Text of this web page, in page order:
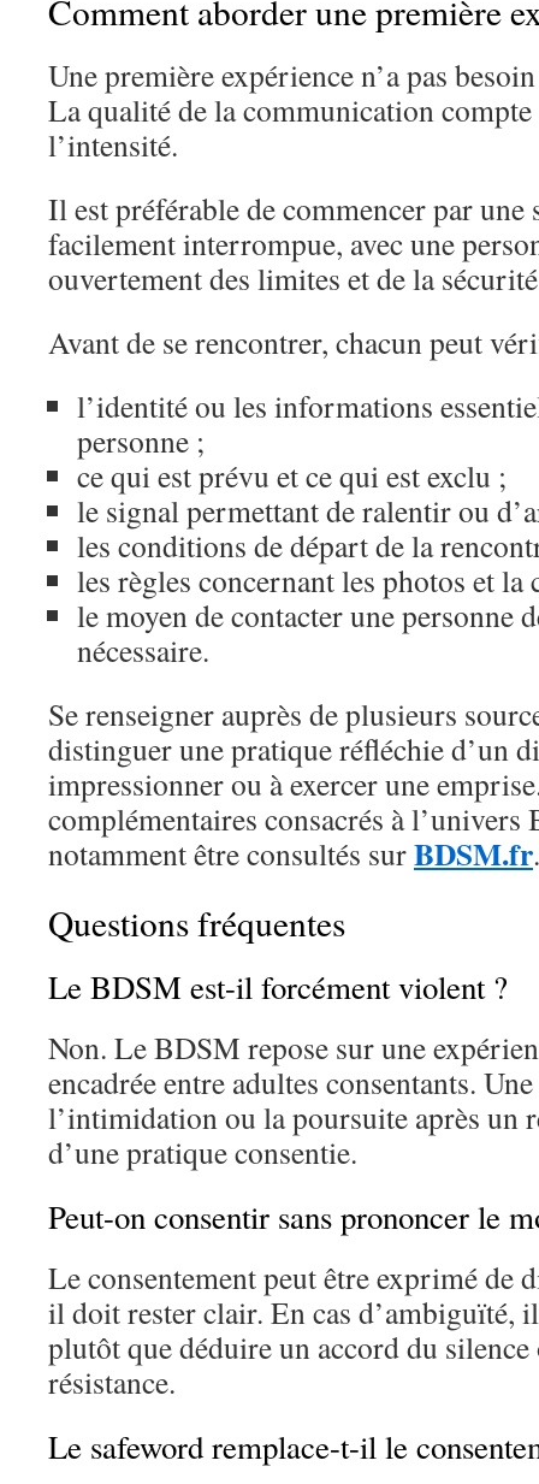
Comment aborder une première
Une première expérience n’a pas
La qualité de la communication compte
l’intensité.
Il est préférable de commencer par
facilement interrompue, avec une
ouvertement des limites et de la
Avant de se rencontrer, chacun peut
l’identité ou les informations
personne ;
ce qui est prévu et ce qui est exclu ;
le signal permettant de ralentir ou
les conditions de départ de la
les règles concernant les photos et
le moyen de contacter une personne
nécessaire.
Se renseigner auprès de plusieurs
distinguer une pratique réfléchie d’un
impressionner ou à exercer une
complémentaires consacrés à l’univers
notamment être consultés surBDSM.fr.
Questions fréquentes
Le BDSM est-il forcément violent ?
Non. Le BDSM repose sur une
encadrée entre adultes consentants.
l’intimidation ou la poursuite après un
d’une pratique consentie.
Peut-on consentir sans prononcer le
Le consentement peut être exprimé de
il doit rester clair. En cas d’ambiguïté,
plutôt que déduire un accord du silence
résistance.
Le safeword remplace-t-il le